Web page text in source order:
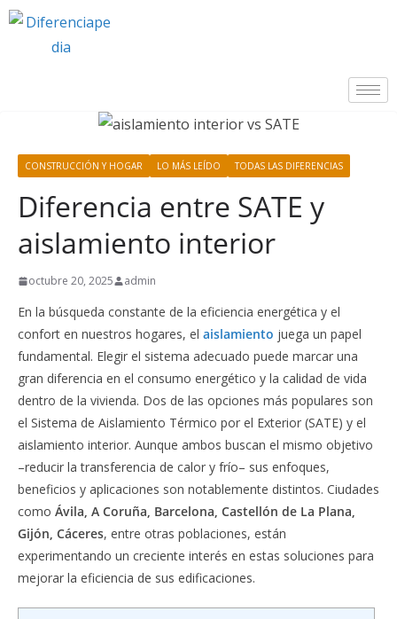
CONSTRUCCIÓN Y HOGAR LO MÁS LEÍDO TODAS LAS DIFERENCIAS
Diferencia entre SATE y
aislamiento interior
octubre 20, 2025 admin
En la búsqueda constante de la eficiencia energética y el
confort en nuestros hogares, el aislamiento juega un papel
fundamental. Elegir el sistema adecuado puede marcar una
gran diferencia en el consumo energético y la calidad de vida
dentro de la vivienda. Dos de las opciones más populares son
el Sistema de Aislamiento Térmico por el Exterior (SATE) y el
aislamiento interior. Aunque ambos buscan el mismo objetivo
–reducir la transferencia de calor y frío– sus enfoques,
beneficios y aplicaciones son notablemente distintos. Ciudades
como Ávila, A Coruña, Barcelona, Castellón de La Plana,
Gijón, Cáceres, entre otras poblaciones, están
experimentando un creciente interés en estas soluciones para
mejorar la eficiencia de sus edificaciones.